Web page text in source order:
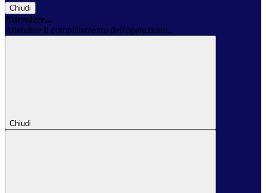
Chiudi
Attendere...
Attendere il completamento dell'operazione...
Chiudi